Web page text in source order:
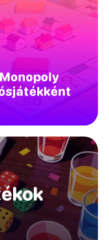
Monopoly